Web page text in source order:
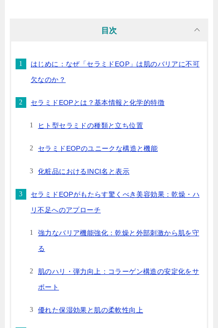
目次
はじめに：なぜ「セラミドEOP」は肌のバリアに不可
欠なのか？
セラミドEOPとは？基本情報と化学的特徴
ヒト型セラミドの種類と立ち位置
セラミドEOPのユニークな構造と機能
化粧品におけるINCI名と表示
セラミドEOPがもたらす驚くべき美容効果：乾燥・ハ
リ不足へのアプローチ
強力なバリア機能強化：乾燥と外部刺激から肌を守
る
肌のハリ・弾力向上：コラーゲン構造の安定化をサ
ポート
優れた保湿効果と肌の柔軟性向上